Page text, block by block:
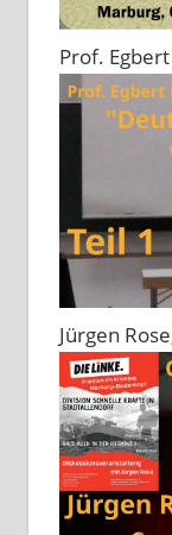
Prof.
Jürgen